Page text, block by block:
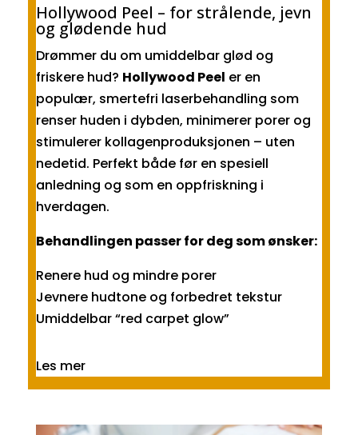
Hollywood Peel – for strålende, jevn
og glødende hud
Drømmer du om umiddelbar glød og
friskere hud? Hollywood Peel er en
populær, smertefri laserbehandling som
renser huden i dybden, minimerer porer og
stimulerer kollagenproduksjonen – uten
nedetid. Perfekt både før en spesiell
anledning og som en oppfriskning i
hverdagen.
Behandlingen passer for deg som ønsker:
Renere hud og mindre porer
Jevnere hudtone og forbedret tekstur
Umiddelbar “red carpet glow”
Les mer